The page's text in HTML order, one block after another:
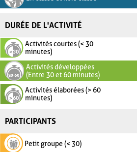
DURÉE DE L'ACTIVITÉ
Activités courtes (< 30
minutes)
Activités développées
(Entre 30 et 60 minutes)
Activités élaborées (> 60
minutes)
PARTICIPANTS
Petit groupe (< 30)